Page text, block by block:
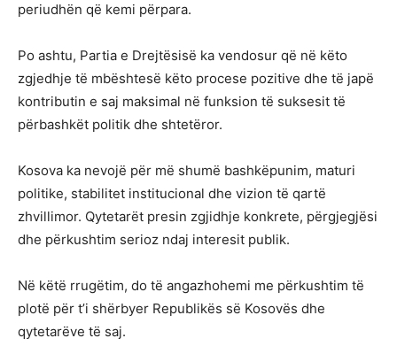
periudhën që kemi përpara.
Po ashtu, Partia e Drejtësisë ka vendosur që në këto
zgjedhje të mbështesë këto procese pozitive dhe të japë
kontributin e saj maksimal në funksion të suksesit të
përbashkët politik dhe shtetëror.
Kosova ka nevojë për më shumë bashkëpunim, maturi
politike, stabilitet institucional dhe vizion të qartë
zhvillimor. Qytetarët presin zgjidhje konkrete, përgjegjësi
dhe përkushtim serioz ndaj interesit publik.
Në këtë rrugëtim, do të angazhohemi me përkushtim të
plotë për t’i shërbyer Republikës së Kosovës dhe
qytetarëve të saj.